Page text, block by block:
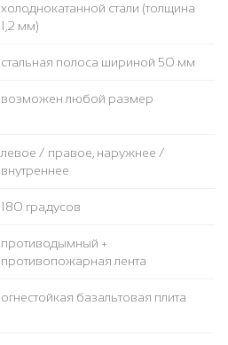
холоднокатанной стали (толщина
1,2 мм)
стальная полоса шириной 50 мм
возможен любой размер
левое / правое, наружнее /
внутреннее
180 градусов
противодымный +
противопожарная лента
огнестойкая базальтовая плита